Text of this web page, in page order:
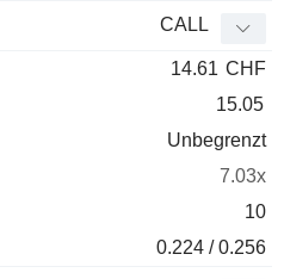
CALL
14.61 CHF
15.05
Unbegrenzt
7.03x
10
0.224 / 0.256